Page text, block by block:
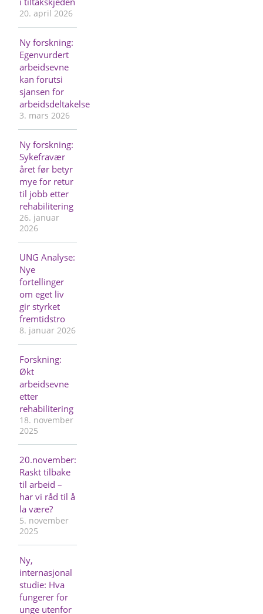
20. april 2026
Ny forskning:
Egenvurdert
arbeidsevne
kan forutsi
sjansen for
arbeidsdeltakelse
3. mars 2026
Ny forskning:
Sykefravær
året før betyr
mye for retur
til jobb etter
rehabilitering
26. januar
2026
UNG Analyse:
Nye
fortellinger
om eget liv
gir styrket
fremtidstro
8. januar 2026
Forskning:
Økt
arbeidsevne
etter
rehabilitering
18. november
2025
20.november:
Raskt tilbake
til arbeid –
har vi råd til å
la være?
5. november
2025
Ny,
internasjonal
studie: Hva
fungerer for
unge utenfor